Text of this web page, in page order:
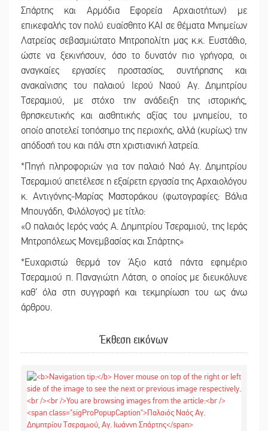
Σπάρτης και Αρμόδια Εφορεία Αρχαιοτήτων) με
επικεφαλής τον πολύ ευαίσθητο ΚΑΙ σε θέματα Μνημείων
Λατρείας σεβασμιώτατο Μητροπολίτη μας κ.κ. Ευστάθιο,
ώστε να ξεκινήσουν, όσο το δυνατόν πιο γρήγορα, οι
αναγκαίες εργασίες προστασίας, συντήρησης και
ανακαίνισης του παλαιού Ιερού Ναού Αγ. Δημητρίου
Τσεραμιού, με στόχο την ανάδειξη της ιστορικής,
θρησκευτικής και αισθητικής αξίας του μνημείου, το
οποίο αποτελεί τοπόσημο της περιοχής, αλλά (κυρίως) την
απόδοσή του και πάλι στη χριστιανική λατρεία.
*Πηγή πληροφοριών για τον παλαιό Ναό Αγ. Δημητρίου
Τσεραμιού απετέλεσε η εξαίρετη εργασία της Αρχαιολόγου
κ. Αντιγόνης-Μαρίας Μαστοράκου (φωτογραφίες: Βάλια
Μπουγάδη, Φιλόλογος) με τίτλο:
«Ο παλαιός Ιερός ναός Α. Δημητρίου Τσεραμιού, της Ιεράς
Μητροπόλεως Μονεμβασίας και Σπάρτης»
*Ευχαριστώ θερμά τον Άξιο κατά πάντα εφημέριο
Τσεραμιού π. Παναγιώτη Λάτση, ο οποίος με διευκόλυνε
καθ’ όλα στη συγγραφή και τεκμηρίωση του ως άνω
άρθρου.
Έκθεση εικόνων